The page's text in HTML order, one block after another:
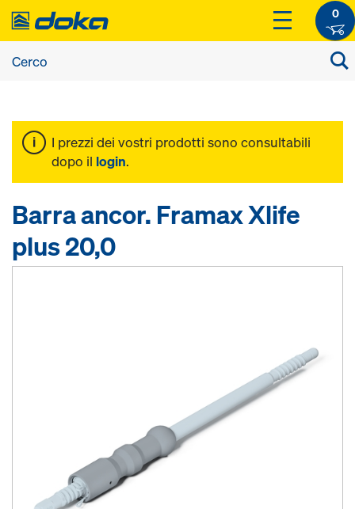
0
I prezzi dei vostri prodotti sono consultabili
dopo il login.
Barra ancor. Framax Xlife
plus 20,0